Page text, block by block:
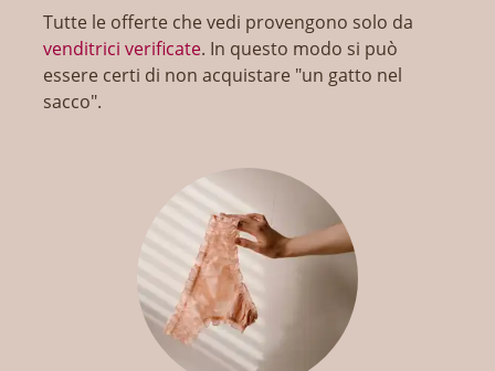
Tutte le offerte che vedi provengono solo da
venditrici verificate. In questo modo si può
essere certi di non acquistare "un gatto nel
sacco".